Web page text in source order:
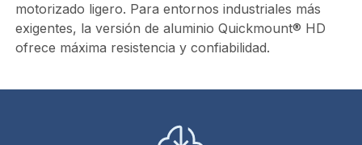
motorizado ligero. Para entornos industriales más
exigentes, la versión de aluminio Quickmount® HD
ofrece máxima resistencia y confiabilidad.